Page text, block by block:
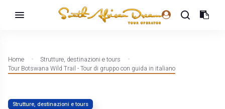
Home
Strutture, destinazioni e tours
Tour Botswana Wild Trail - Tour di gruppo con guida in italiano
Strutture, destinazioni e tours